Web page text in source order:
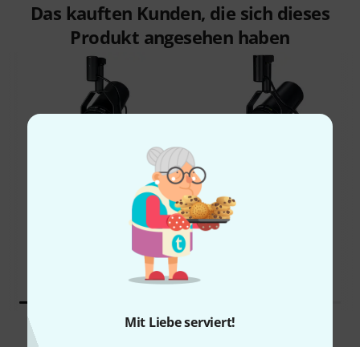
Mit Liebe serviert!
Das kauften Kunden, die sich dieses
Produkt angesehen haben
60%